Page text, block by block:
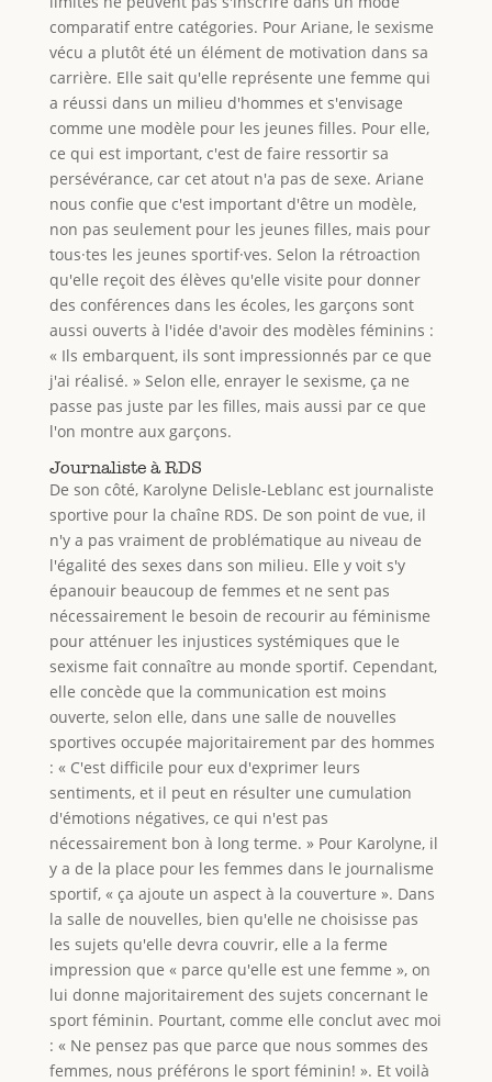
comparatif entre catégories. Pour Ariane, le sexisme
vécu a plutôt été un élément de motivation dans sa
carrière. Elle sait qu'elle représente une femme qui
a réussi dans un milieu d'hommes et s'envisage
comme une modèle pour les jeunes filles. Pour elle,
ce qui est important, c'est de faire ressortir sa
persévérance, car cet atout n'a pas de sexe. Ariane
nous confie que c'est important d'être un modèle,
non pas seulement pour les jeunes filles, mais pour
tous·tes les jeunes sportif·ves. Selon la rétroaction
qu'elle reçoit des élèves qu'elle visite pour donner
des conférences dans les écoles, les garçons sont
aussi ouverts à l'idée d'avoir des modèles féminins :
« Ils embarquent, ils sont impressionnés par ce que
j'ai réalisé. » Selon elle, enrayer le sexisme, ça ne
passe pas juste par les filles, mais aussi par ce que
l'on montre aux garçons.
Journaliste à RDS
De son côté, Karolyne Delisle-Leblanc est journaliste
sportive pour la chaîne RDS. De son point de vue, il
n'y a pas vraiment de problématique au niveau de
l'égalité des sexes dans son milieu. Elle y voit s'y
épanouir beaucoup de femmes et ne sent pas
nécessairement le besoin de recourir au féminisme
pour atténuer les injustices systémiques que le
sexisme fait connaître au monde sportif. Cependant,
elle concède que la communication est moins
ouverte, selon elle, dans une salle de nouvelles
sportives occupée majoritairement par des hommes
: « C'est difficile pour eux d'exprimer leurs
sentiments, et il peut en résulter une cumulation
d'émotions négatives, ce qui n'est pas
nécessairement bon à long terme. » Pour Karolyne, il
y a de la place pour les femmes dans le journalisme
sportif, « ça ajoute un aspect à la couverture ». Dans
la salle de nouvelles, bien qu'elle ne choisisse pas
les sujets qu'elle devra couvrir, elle a la ferme
impression que « parce qu'elle est une femme », on
lui donne majoritairement des sujets concernant le
sport féminin. Pourtant, comme elle conclut avec moi
: « Ne pensez pas que parce que nous sommes des
femmes, nous préférons le sport féminin! ». Et voilà